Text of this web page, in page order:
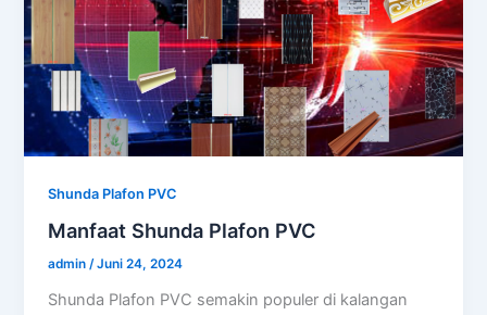
Shunda Plafon PVC
Manfaat Shunda Plafon PVC
admin/Juni 24, 2024
Shunda Plafon PVC semakin populer di kalangan